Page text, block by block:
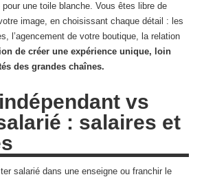
une toile blanche. Vous êtes libre de
image, en choisissant chaque détail : les
l’agencement de votre boutique, la relation
de créer une expérience unique, loin
des grandes chaînes.
vs
: salaires et
salarié dans une enseigne ou franchir le